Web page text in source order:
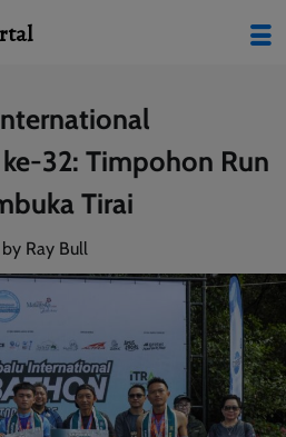
32: Timpohon Run
Tirai
by Ray Bull